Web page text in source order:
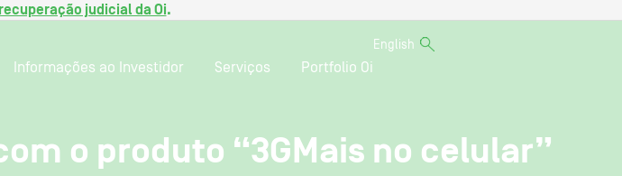
recuperação judicial da Oi.
English
Informações ao Investidor Serviços Portfolio Oi
o produto “3GMais no celular”